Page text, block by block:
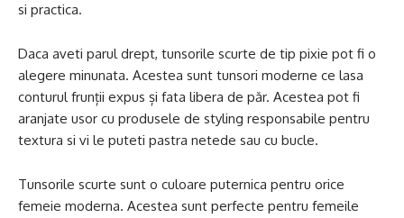
si practica.
Daca aveti parul drept, tunsorile scurte de tip pixie pot fi o
alegere minunata. Acestea sunt tunsori moderne ce lasa
conturul frunții expus și fata libera de păr. Acestea pot fi
aranjate usor cu produsele de styling responsabile pentru
textura si vi le puteti pastra netede sau cu bucle.
Tunsorile scurte sunt o culoare puternica pentru orice
femeie moderna. Acestea sunt perfecte pentru femeile